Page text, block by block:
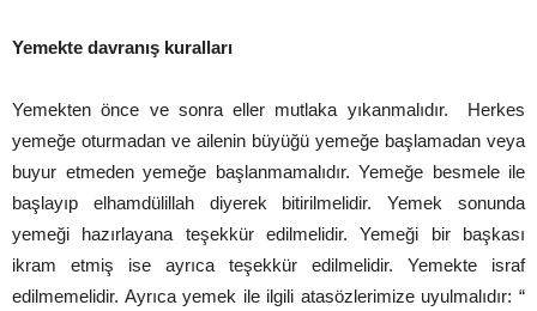
Yemekte davranış kuralları
Yemekten önce ve sonra eller mutlaka yıkanmalıdır. Herkes
yemeğe oturmadan ve ailenin büyüğü yemeğe başlamadan veya
buyur etmeden yemeğe başlanmamalıdır. Yemeğe besmele ile
başlayıp elhamdülillah diyerek bitirilmelidir. Yemek sonunda
yemeği hazırlayana teşekkür edilmelidir. Yemeği bir başkası
ikram etmiş ise ayrıca teşekkür edilmelidir. Yemekte israf
edilmemelidir. Ayrıca yemek ile ilgili atasözlerimize uyulmalıdır: “